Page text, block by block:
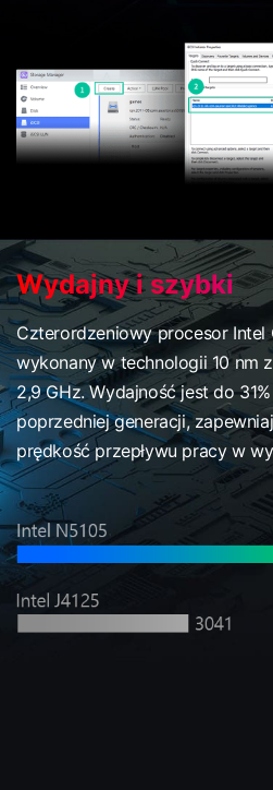
Wydajny i szybki
Czterordzeniowy procesor Intel
wykonany w technologii 10 nm
2,9 GHz. Wydajność jest do
poprzedniej generacji,
prędkość przepływu pracy w